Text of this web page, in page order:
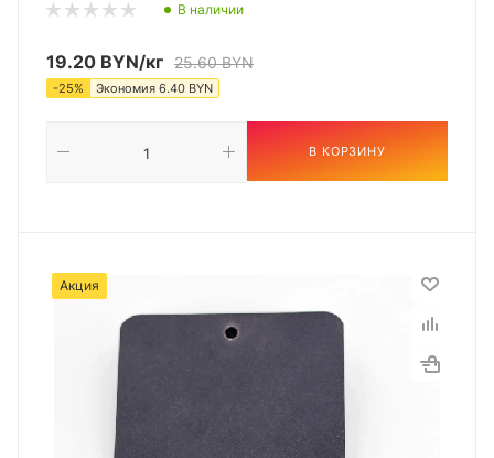
В наличии
19.20 BYN/кг 25.60BYN
-25% Экономия 6.40 BYN
В КОРЗИНУ
Акция